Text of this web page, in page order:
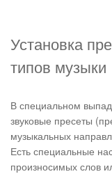
Установка
типов музыки
В специальном
звуковые пресеты
музыкальных
Есть специальные
произносимых слов